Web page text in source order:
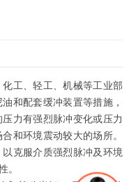
工、轻工、机械等工业部
和配套缓冲装置等措施，
力有强烈脉冲变化或压力
和环境震动较大的场所。
克服介质强烈脉冲及环境
。